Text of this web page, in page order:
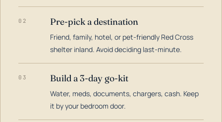
02 Pre-pick a destination
Friend, family, hotel, or pet-friendly Red Cross
shelter inland. Avoid deciding last-minute.
03 Build a 3-day go-kit
Water, meds, documents, chargers, cash. Keep
it by your bedroom door.